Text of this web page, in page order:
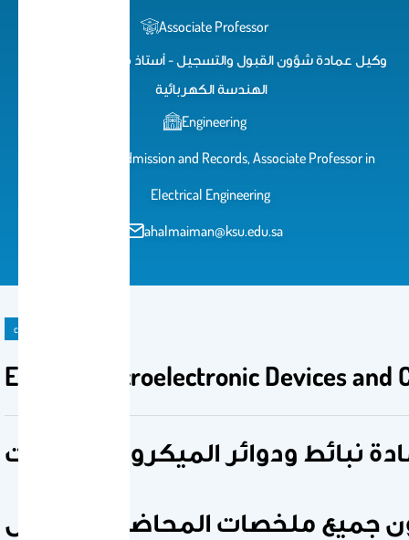
Associate Professor
وكيل عمادة شؤون القبول والتسجيل - أستاذ مشارك في قسم
الهندسة الكهربائية
Engineering
Vice Dean of Admission and Records, Associate Professor in
Electrical Engineering
ahalmaiman@ksu.edu.sa
course
EE 310 - Microelectronic Devices and
نبائط ودوائر الميكروالكترونيات
جميع ملخصات المحاضرات وحلول